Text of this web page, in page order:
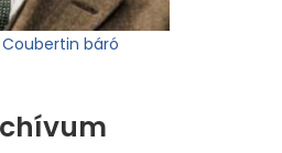
báró